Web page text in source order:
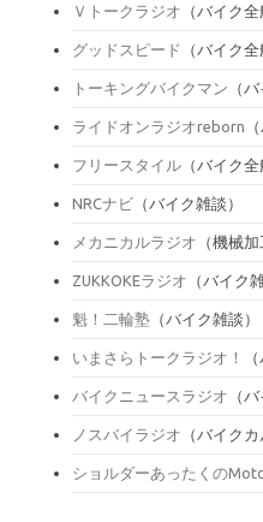
Ｖトークラジオ （バイク全
グッドスピード （バイク全
トーキングバイクマン （
ライドオンラジオreborn
フリースタイル （バイク全
NRCナビ （バイク雑談）
メカニカルラジオ （機械加
ZUKKOKEラジオ （バイク
魁！二輪塾 （バイク雑談）
いまさらトークラジオ！
バイクニュースラジオ （
ノスバイラジオ （バイク
ショルダーあったくの